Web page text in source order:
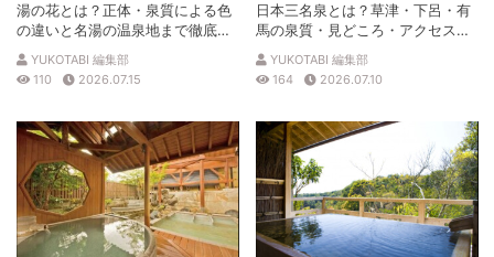
湯の花とは？正体・泉質による色
の違いと名湯の温泉地まで徹底解
説
YUKOTABI 編集部
110
2026.07.15
日本三名泉とは？草津・下呂・有
馬の泉質・見どころ・アクセスを
徹底解説
YUKOTABI 編集部
164
2026.07.10